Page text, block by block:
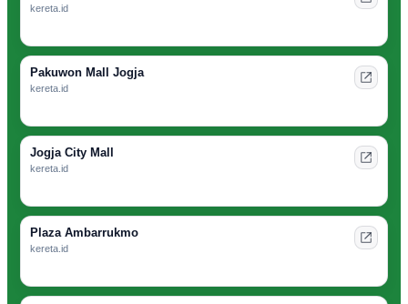
kereta.id
Pakuwon Mall Jogja
kereta.id
Jogja City Mall
kereta.id
Plaza Ambarrukmo
kereta.id